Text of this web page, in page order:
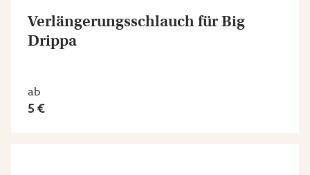
Verlängerungsschlauch für Big
Drippa
ab
5 €